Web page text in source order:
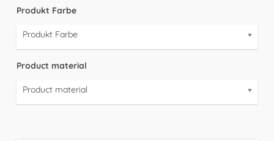
Produkt Farbe
Produkt Farbe
Product material
Product material